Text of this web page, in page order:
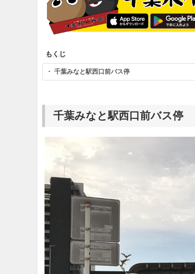
もくじ
・ 千葉みなと駅西口前バス停
千葉みなと駅西口前バス停